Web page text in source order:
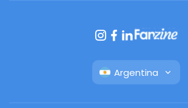
Botón de arrepentimiento
Argentina